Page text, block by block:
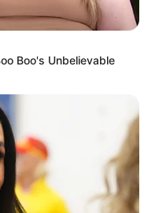
Boo's Unbelievable